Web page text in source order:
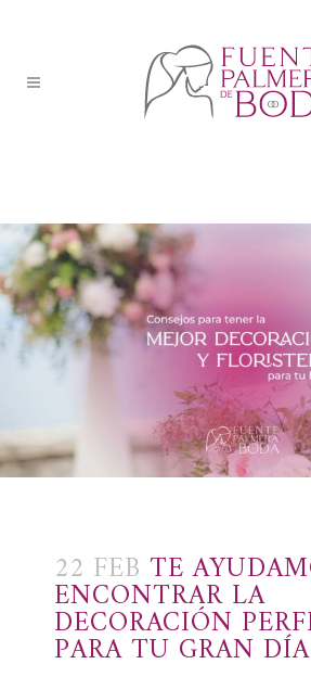
22 FEB TE
ENCONTRAR LA
DECORACIÓN
PARA TU GRAN DÍA